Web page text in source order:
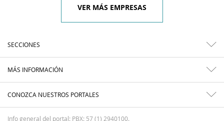
VER MÁS EMPRESAS
SECCIONES
MÁS INFORMACIÓN
CONOZCA NUESTROS PORTALES
Info general del portal: PBX: 57 (1) 2940100.